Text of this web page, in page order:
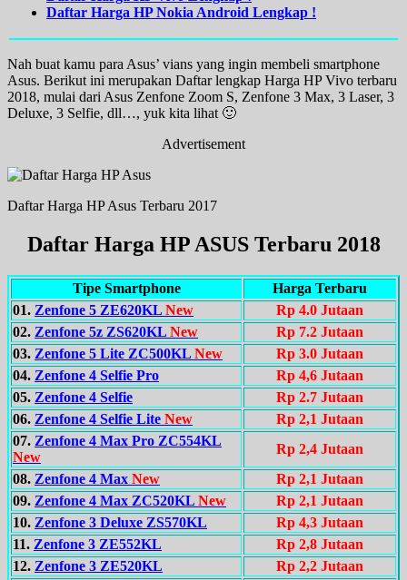
Daftar Harga HP Nokia Android Lengkap !
Nah buat kamu para Asus’ vians yang ingin membeli smartphone
Asus. Berikut ini merupakan Daftar lengkap Harga HP Vivo terbaru
2018, mulai dari Asus Zenfone Zoom S, Zenfone 3 Max, 3 Laser, 3
Deluxe, 3 Selfie, dll…, yuk kita lihat 🙂
Advertisement
Daftar Harga HP Asus Terbaru 2017
Daftar Harga HP ASUS Terbaru 2018
Tipe Smartphone
Harga Terbaru
01. Zenfone 5 ZE620KL New
Rp 4.0 Jutaan
02. Zenfone 5z ZS620KL New
Rp 7.2 Jutaan
03. Zenfone 5 Lite ZC500KL New
Rp 3.0 Jutaan
04. Zenfone 4 Selfie Pro
Rp 4,6 Jutaan
05. Zenfone 4 Selfie
Rp 2.7 Jutaan
06. Zenfone 4 Selfie Lite New
Rp 2,1 Jutaan
07. Zenfone 4 Max Pro ZC554KL
New
Rp 2,4 Jutaan
08. Zenfone 4 Max New
Rp 2,1 Jutaan
09. Zenfone 4 Max ZC520KL New
Rp 2,1 Jutaan
10. Zenfone 3 Deluxe ZS570KL
Rp 4,3 Jutaan
11. Zenfone 3 ZE552KL
Rp 2,8 Jutaan
12. Zenfone 3 ZE520KL Rp 2,2 Jutaan